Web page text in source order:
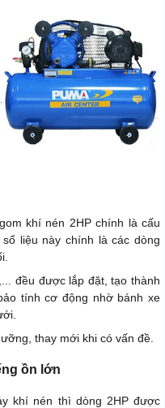
khí nén 2HP chính là cấu
liệu này chính là các dòng
đều được lắp đặt, tạo thành
tính cơ động nhờ bánh xe
thay mới khi có vấn đề.
ồn lớn
khí nén thì dòng 2HP được